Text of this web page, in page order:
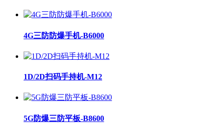
4G三防防爆手机-B6000
1D/2D扫码手持机-M12
5G防爆三防平板-B8600